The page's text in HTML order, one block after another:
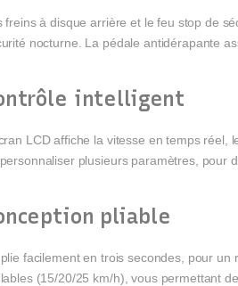
freins à disque arrière et le feu stop de
nocturne. La pédale antidérapante
intelligent
LCD affiche la vitesse en temps
plusieurs paramètres, pour
pliable
facilement en trois secondes, pour
(15/20/25 km/h), vous permettant